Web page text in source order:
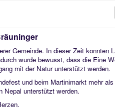
Gemeinde. In dieser Zeit konnten
wurde bewusst, dass die Eine
mit der Natur unterstützt werden.
und beim Martinimarkt mehr
Nepal unterstützt werden.